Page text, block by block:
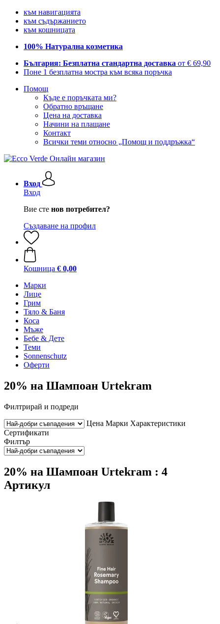
към навигацията
към съдържанието
към кошницата
100% Натурална козметика
България: Безплатна стандартна доставка от € 69,90
Поне 1 безплатна мостра към всяка поръчка
Помощ
Къде е поръчката ми?
Обратно връщане
Цена на доставка
Начини на плащане
Контакт
Всички теми относно „Помощ и поддръжка“
Вход
Вход
Вие сте нов потребител?
Създаване на профил
Кошница € 0,00
Марки
Лице
Грим
Тяло & Баня
Коса
Мъже
Бебе & Дете
Теми
Sonnenschutz
Оферти
20% на Шампоан Urtekram
Филтрирай и подреди
Цена Марки Характеристики
Сертификати
Филтър
20% на Шампоан Urtekram : 4
Артикул